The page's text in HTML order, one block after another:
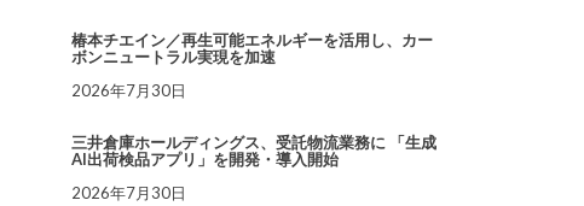
椿本チエイン／再生可能エネルギーを活用し、カー
ボンニュートラル実現を加速
2026年7月30日
三井倉庫ホールディングス、受託物流業務に 「生成
AI出荷検品アプリ」を開発・導入開始
2026年7月30日